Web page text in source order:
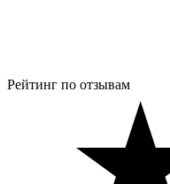
Рейтинг по отзывам